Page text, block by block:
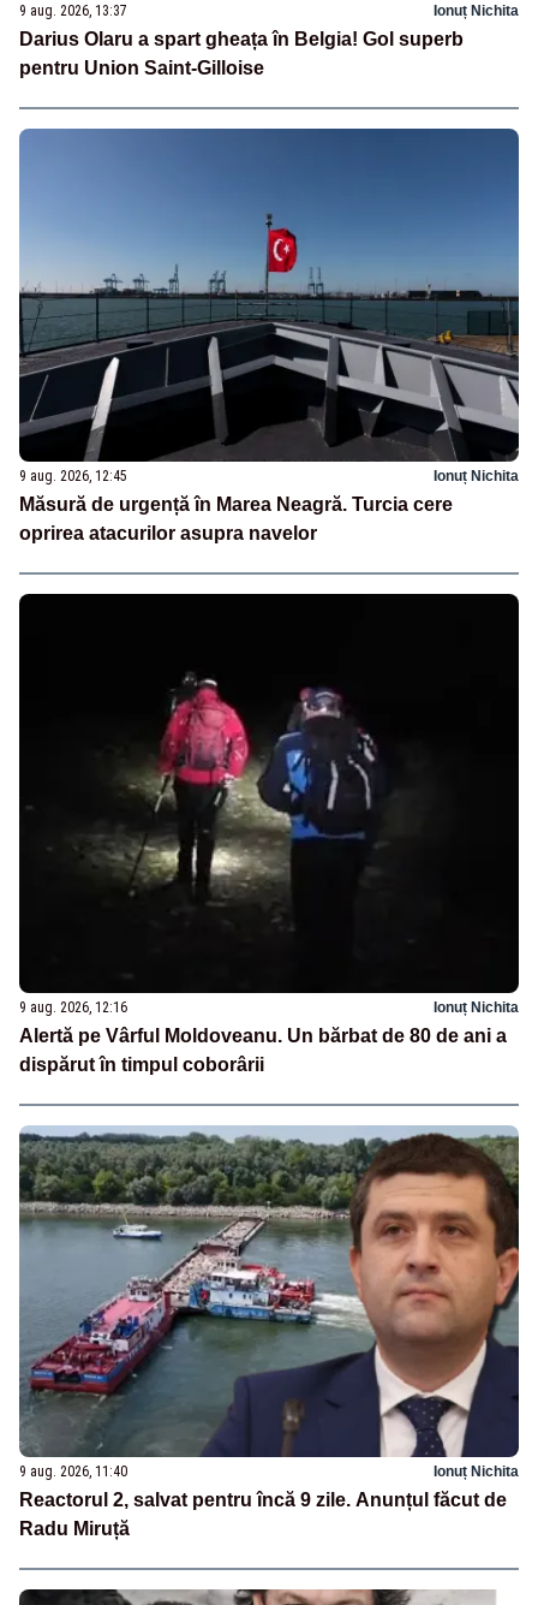
9 aug. 2026, 13:37 Ionuț Nichita
Darius Olaru a spart gheața în Belgia! Gol superb
pentru Union Saint-Gilloise
9 aug. 2026, 12:45 Ionuț Nichita
Măsură de urgență în Marea Neagră. Turcia cere
oprirea atacurilor asupra navelor
9 aug. 2026, 12:16 Ionuț Nichita
Alertă pe Vârful Moldoveanu. Un bărbat de 80 de ani a
dispărut în timpul coborârii
9 aug. 2026, 11:40 Ionuț Nichita
Reactorul 2, salvat pentru încă 9 zile. Anunțul făcut de
Radu Miruță